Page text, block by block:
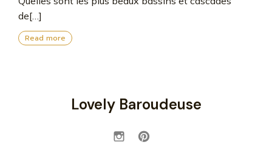
de[…]
Read more
Lovely Baroudeuse